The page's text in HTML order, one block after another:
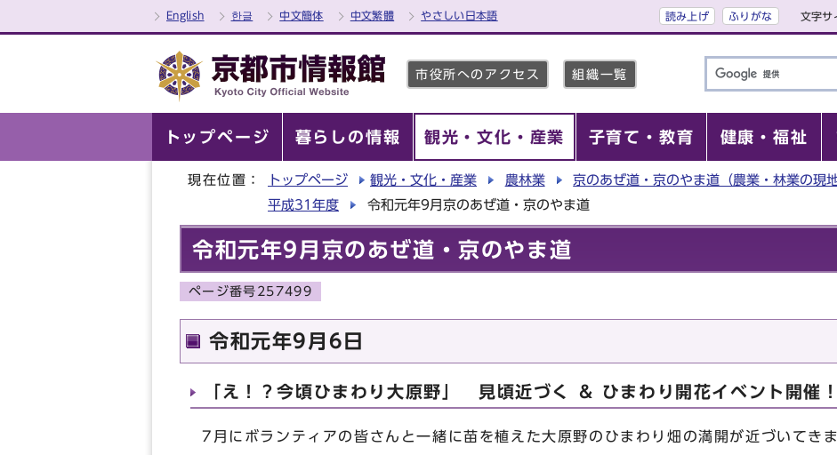
English 한글 中文簡体 中文繁體 やさしい日本語 読み上げ ふりがな 文字サ
市役所へのアクセス 組織一覧
トップページ 暮らしの情報 観光・文化・産業 子育て・教育 健康・福祉
現在位置： トップページ 観光・文化・産業 農林業
京のあぜ道・京のやま道（農業・林業の現地
平成31年度
令和元年9月京のあぜ道・京のやま道
令和元年9月京のあぜ道・京のやま道
ページ番号257499
令和元年9月6日
「え！？今頃ひまわり大原野」 見頃近づく ＆ ひまわり開花イベント開催！
7月にボランティアの皆さんと一緒に苗を植えた大原野のひまわり畑の満開が近づいてき